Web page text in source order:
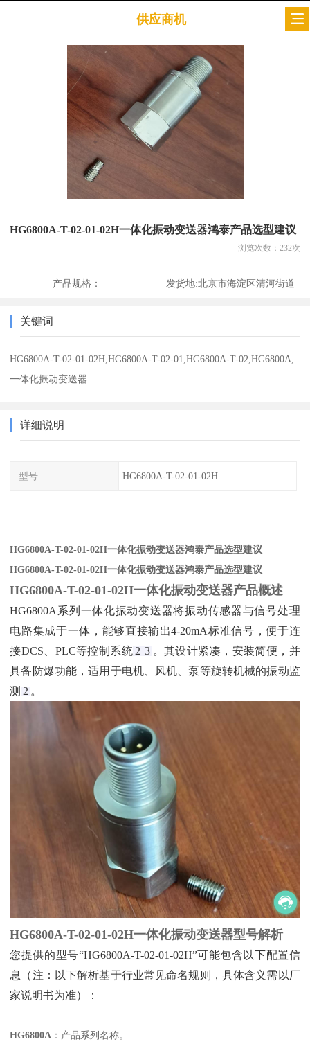
供应商机
HG6800A-T-02-01-02H一体化振动变送器鸿泰产品选型建议
浏览次数： 232次
产品规格： 发货地:北京市海淀区清河街道
关键词
HG6800A-T-02-01-02H,HG6800A-T-02-01,HG6800A-T-02,HG6800A,
一体化振动变送器
详细说明
型号 HG6800A-T-02-01-02H
HG6800A-T-02-01-02H一体化振动变送器鸿泰产品选型建议
HG6800A-T-02-01-02H一体化振动变送器鸿泰产品选型建议
HG6800A-T-02-01-02H一体化振动变送器产品概述
HG6800A系列一体化振动变送器将振动传感器与信号处理
电路集成于一体，能够直接输出4-20mA标准信号，便于连
接DCS、PLC等控制系统‌ 2 3 。其设计紧凑，安装简便，并
具备防爆功能，适用于电机、风机、泵等旋转机械的振动监
测‌ 2 。
HG6800A-T-02-01-02H一体化振动变送器型号解析
您提供的型号“HG6800A-T-02-01-02H”可能包含以下配置信
息（注：以下解析基于行业常见命名规则，具体含义需以厂
家说明书为准）：
HG6800A ‌：产品系列名称。